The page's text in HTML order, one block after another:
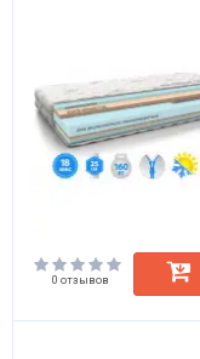
0 отзывов